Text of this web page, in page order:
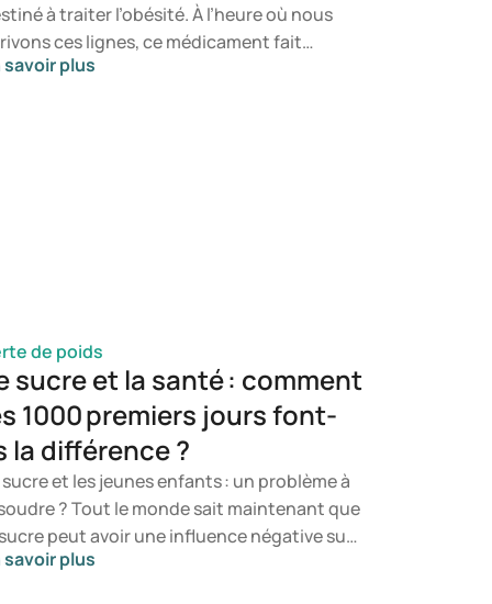
à traiter l’obésité. À l’heure où nous
ces lignes, ce médicament fait
l’objet d’une étude par la société
savoir plus
de poids
sucre et la santé : comment
1000 premiers jours font-
la différence ?
sucre et les jeunes enfants : un problème à
? Tout le monde sait maintenant que
peut avoir une influence négative sur
Il se trouve dans de nombreux types
savoir plus